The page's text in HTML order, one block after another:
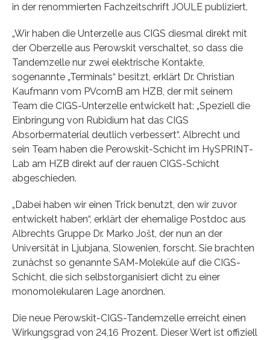
in der renommierten Fachzeitschrift JOULE publiziert.
„Wir haben die Unterzelle aus CIGS diesmal direkt mit
der Oberzelle aus Perowskit verschaltet, so dass die
Tandemzelle nur zwei elektrische Kontakte,
sogenannte „Terminals“ besitzt, erklärt Dr. Christian
Kaufmann vom PVcomB am HZB, der mit seinem
Team die CIGS-Unterzelle entwickelt hat: „Speziell die
Einbringung von Rubidium hat das CIGS
Absorbermaterial deutlich verbessert“. Albrecht und
sein Team haben die Perowskit-Schicht im HySPRINT-
Lab am HZB direkt auf der rauen CIGS-Schicht
abgeschieden.
„Dabei haben wir einen Trick benutzt, den wir zuvor
entwickelt haben“, erklärt der ehemalige Postdoc aus
Albrechts Gruppe Dr. Marko Jošt, der nun an der
Universität in Ljubjana, Slowenien, forscht. Sie brachten
zunächst so genannte SAM-Moleküle auf die CIGS-
Schicht, die sich selbstorganisiert dicht zu einer
monomolekularen Lage anordnen.
Die neue Perowskit-CIGS-Tandemzelle erreicht einen
Wirkungsgrad von 24,16 Prozent. Dieser Wert ist offiziell